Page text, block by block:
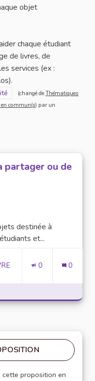
objet
chaque étudiant
de livres, de
services (ex :
Transition écologique de
(changé deThématiques
commun(s) par un
partager ou de
destinée à
et...
0 0
cette proposition en